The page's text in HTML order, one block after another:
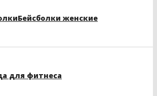
Бейсболки женские
для фитнеса